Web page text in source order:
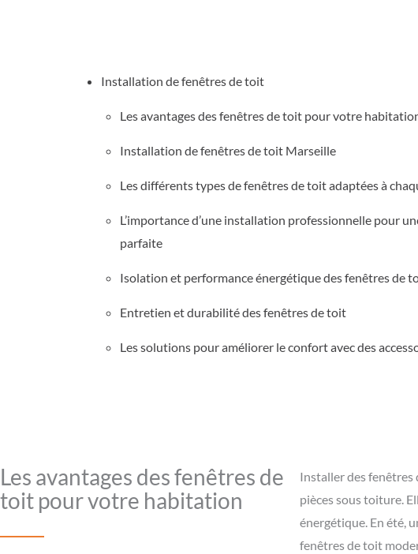
Installation de fenêtres de toit
Les avantages des fenêtres de toit pour votre
Installation de fenêtres de toit Marseille
Les différents types de fenêtres de toit adaptées à
L’importance d’une installation professionnelle pour
parfaite
Isolation et performance énergétique des fenêtres de
Entretien et durabilité des fenêtres de toit
Les solutions pour améliorer le confort avec des
Les avantages des fenêtres de
toit pour votre habitation
Installer des fenêtres
pièces sous toiture.
énergétique. En été,
fenêtres de toit